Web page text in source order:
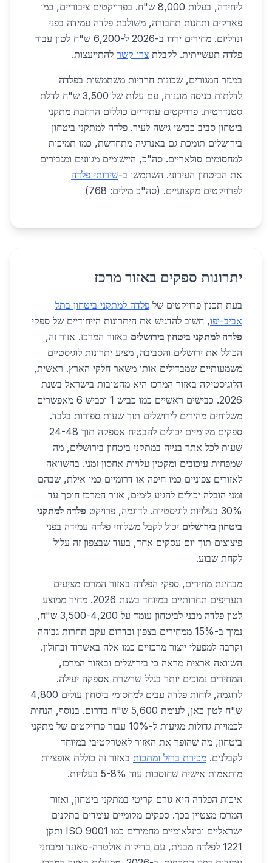
ליחידה, בעלות 8,000 ש"ח. בפרויקטים ציבוריים, כמו
פארקים ותחנות תחבורה, משולבת פלדה עמידה בפני
ונדליזם. מחירים ירדו ב-2026 ל-6,200 ש"ח לטון עבור
פלדה תעשייתית. לקבלת צרו קשר להתייעצות.
במגזר המגורים, שכונות חרדיות משתמשות בפלדה
לדלתות כניסה מוגנות, עם עלות של 3,500 ש"ח לדלת
סטנדרטית. פרויקטים עתידיים כוללים הרחבת מתקני
ביטחון סביב כבישי גישה לעיר. פלדה למתקני ביטחון
בירושלים תומכת גם באנרגיה מתחדשת, כמו תמיכות
למחסומים סולאריים. סה"כ, היישומים מגוונים ומגבירים
את הביטחון העירוני. השתמשו ב-שירותי פלדה
לפרויקטים מקצועיים. (סה"כ מילים: 768)
יתרונות ספקים באזור מרכז
בעת תכנון פרויקטים של פלדה למתקני ביטחון בתל
אביב-יפו, חשוב להדגיש את היתרונות הייחודיים של ספקי
פלדה למתקני ביטחון בירושלים באזור המרכז. אזור זה,
הכולל את ירושלים והסביבה, מציע יתרונות לוגיסטיים
משמעותיים שמבדילים אותו משאר חלקי הארץ. ראשית,
הלוגיסטיקה באזור המרכז היא מהטובות בישראל בשנת
2026. כבישים ראשיים כמו כביש 1 וכביש 6 מאפשרים
משלוחים מהירים לירושלים תוך שעות ספורות בלבד.
ספקים מקומיים יכולים להבטיח אספקה תוך 24-48
שעות לכל אתר בנייה במתקני ביטחון בירושלים, מה
שמפחית עיכובים ומקטין עלויות אחסון זמני. בהשוואה
לאזורים צפוניים כמו חיפה או דרומיים כמו אילת, שבהם
זמני הובלה יכולים להגיע לימים, אזור המרכז חוסך עד
30% בעלויות לוגיסטיות. לדוגמה, פרויקט
פלדה למתקני
ביטחון בירושלים יכול לקבל משלוחי פלדה עמידה בפני
פיצוצים תוך יום עסקים אחד, בעוד שבצפון זה עלול
לקחת שבוע.
מבחינת מחירים, ספקי הפלדה באזור המרכז מציעים
תעריפים תחרותיים במיוחד בשנת 2026. מחיר ממוצע
לטון פלדה מבני לביטחון עומד על 3,500-4,200 ש"ח,
נמוך ב-15% ממחירים בצפון ובדרום עקב תחרות גבוהה
וקרבה למפעלי ייצור מרכזיים כמו אלה באשדוד ובחולון.
השוואה ארצית מראה כי בירושלים ובאזור המרכז,
המחירים נמוכים יותר בגלל שרשרת אספקה יעילה.
לדוגמה, לוחות פלדה עבים למחסומי ביטחון עולים 4,800
ש"ח לטון כאן, לעומת 5,600 ש"ח בדרום. בנוסף, הנחות
לכמויות גדולות מגיעות ל-10% עבור פרויקטים של מתקני
ביטחון, מה שהופך את האזור לאטרקטיבי במיוחד
לקבלנים. מכירת ברזל ומתכות באזור זה כוללת אופציות
מותאמות אישית שחוסכות עוד 5-8% בעלויות.
איכות הפלדה היא גורם קריטי במתקני ביטחון, ואזור
המרכז מצטיין בכך. ספקים מקומיים עומדים בתקנים
ישראליים ובינלאומיים מחמירים כמו ISO 9001 ותקן
1221 לפלדה מבנית, עם בדיקות אולטרה-סאונד ומבחני